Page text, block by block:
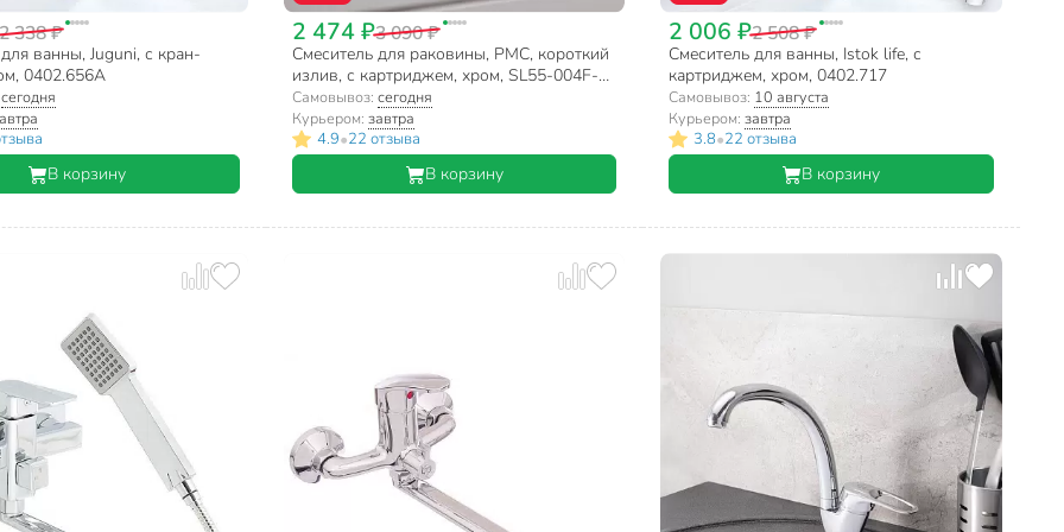
338 ₽
ванны, Juguni, с кран-
0402.656A
сегодня
В корзину
2 474 ₽3 090 ₽
Смеситель для раковины, РМС, короткий
излив, с картриджем, хром, SL55-004F-
15
Самовывоз: сегодня
Курьером: завтра
4.9•22 отзыва
В корзину
2 006 ₽2 508 ₽
Смеситель для ванны, Istok life, с
картриджем, хром, 0402.717
Самовывоз: 10 августа
Курьером:завтра
3.8•22 отзыва
В корзину